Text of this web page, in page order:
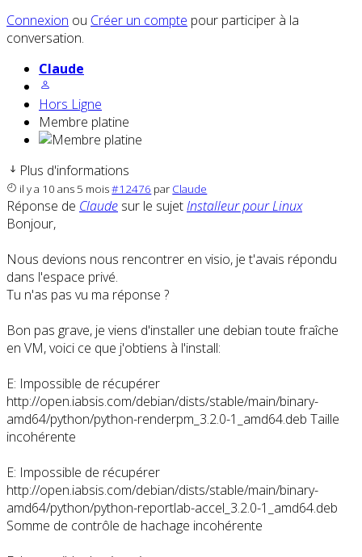
Connexion ou Créer un compte pour participer à la
conversation.
Claude
Hors Ligne
Membre platine
Plus d'informations
il y a 10 ans 5 mois#12476 par Claude
Réponse de Claude sur le sujetInstalleur pour Linux
Bonjour,
Nous devions nous rencontrer en visio, je t'avais répondu
dans l'espace privé.
Tu n'as pas vu ma réponse ?
Bon pas grave, je viens d'installer une debian toute fraîche
en VM, voici ce que j'obtiens à l'install:
E: Impossible de récupérer
http://open.iabsis.com/debian/dists/stable/main/binary-
amd64/python/python-renderpm_3.2.0-1_amd64.deb Taille
incohérente
E: Impossible de récupérer
http://open.iabsis.com/debian/dists/stable/main/binary-
amd64/python/python-reportlab-accel_3.2.0-1_amd64.deb
Somme de contrôle de hachage incohérente